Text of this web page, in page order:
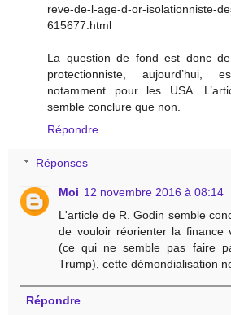
reve-de-l-age-d-or-isolationniste-
615677.html
La question de fond est donc
protectionniste, aujourd’hui,
notamment pour les USA.
semble conclure que non.
Répondre
Réponses
Moi 12 novembre 2016 à 08:14
L'article de R. Godin semble
de vouloir réorienter la finance
(ce qui ne semble pas faire
Trump), cette démondialisation
Répondre